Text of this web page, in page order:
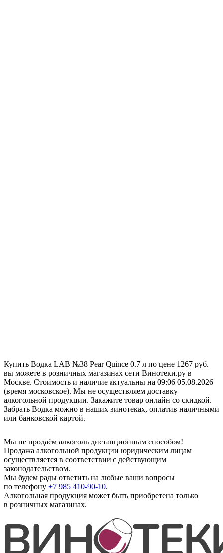
Купить Водка LAB №38 Pear Quince 0.7 л по цене 1267 руб.
вы можете в розничных магазинах сети Винотеки.ру в
Москве. Стоимость и наличие актуальны на 09:06 05.08.2026
(время московское). Мы не осуществляем доставку
алкогольной продукции. Закажите товар онлайн со скидкой.
Забрать Водка можно в наших винотеках, оплатив наличными
или банковской картой.
Мы не продаём алкоголь дистанционным способом!
Продажа алкогольной продукции юридическим лицам
осуществляется в соответствии с действующим
законодательством.
Мы будем рады ответить на любые ваши вопросы
по телефону +7 985 410-90-10.
Алкогольная продукция может быть приобретена только
в розничных магазинах.